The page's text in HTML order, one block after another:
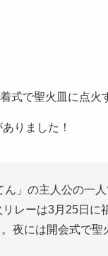
式で聖火皿に点火
りました！
ん 」の主人公の一
レーは3月25日に
夜には開会式で聖